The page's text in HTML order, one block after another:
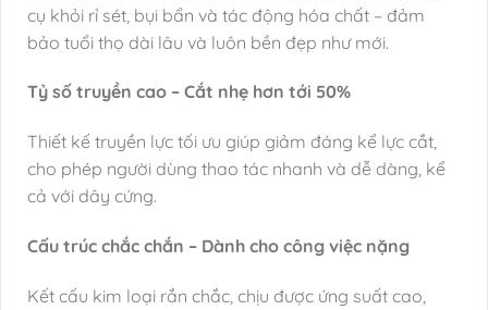
cụ khỏi rỉ sét, bụi bẩn và tác động hóa chất – đảm
bảo tuổi thọ dài lâu và luôn bền đẹp như mới.
Tỷ số truyền cao – Cắt nhẹ hơn tới 50%
Thiết kế truyền lực tối ưu giúp giảm đáng kể lực cắt,
cho phép người dùng thao tác nhanh và dễ dàng, kể
cả với dây cứng.
Cấu trúc chắc chắn – Dành cho công việc nặng
Kết cấu kim loại rắn chắc, chịu được ứng suất cao,